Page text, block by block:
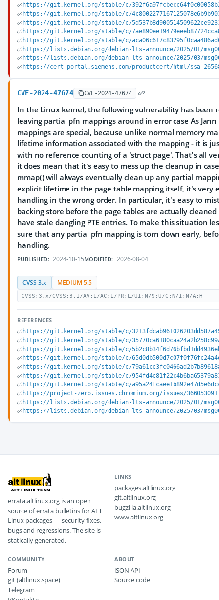
https://git.kernel.org/stable/c/
https://git.kernel.org/stable/c/
https://git.kernel.org/stable/c/
https://git.kernel.org/stable/c/
https://git.kernel.org/stable/c/
https://lists.debian.org/debian-lts-announce/2025/01/
https://lists.debian.org/debian-lts-announce/2025/03/
https://cert-portal.siemens.com/productcert/html/ssa-
CVE-2024-47674 CVE-2024-47674
In the Linux kernel, the following vulnerability has been
leaving partial pfn mappings around in error case As
mappings are special, because unlike normal memory
lifetime information associated with the mapping - it is
with no reference counting of a 'struct page'. That's all
it does mean that it's easy to mess up the cleanup in
mmap() will always eventually clean up any partial
explicit lifetime in the page table mapping itself, it's very
handling in the wrong order. In particular, it's easy to
backing store before the page tables are actually
have stale dangling PTE entries. To make this situation
sure that any partial pfn mapping is torn down early,
handling.
PUBLISHED: 2024-10-15MODIFIED: 2026-08-04
CVSS 3.x MEDIUM 5.5
CVSS:3.x/CVSS:3.1/AV:L/AC:L/PR:L/UI:N/S:U/C:N/I:N/A:H
REFERENCES
https://git.kernel.org/stable/c/
https://git.kernel.org/stable/c/
https://git.kernel.org/stable/c/
https://git.kernel.org/stable/c/
https://git.kernel.org/stable/c/
https://git.kernel.org/stable/c/
https://git.kernel.org/stable/c/
https://project-zero.issues.chromium.org/issues/366053091
https://lists.debian.org/debian-lts-announce/2025/01/
https://lists.debian.org/debian-lts-announce/2025/03/
errata.altlinux.org is an open
source of errata bulletins for ALT
Linux packages — security fixes,
bugs and regressions. The site is
statically generated.
LINKS
packages.altlinux.org
git.altlinux.org
bugzilla.altlinux.org
www.altlinux.org
COMMUNITY
Forum
git (altlinux.space)
Telegram
ABOUT
JSON API
Source code